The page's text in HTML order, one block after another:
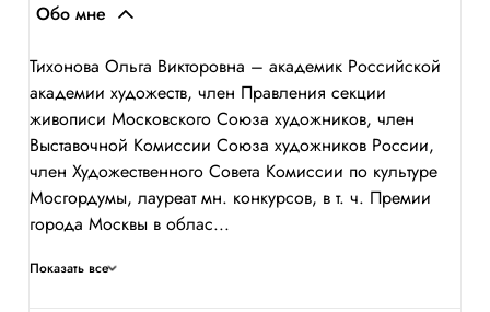
Обо мне
Тихонова Ольга Викторовна – академик Российской
академии художеств, член Правления секции
живописи Московского Союза художников, член
Выставочной Комиссии Союза художников России,
член Художественного Совета Комиссии по культуре
Мосгордумы, лауреат мн. конкурсов, в т. ч. Премии
города Москвы в облас...
Показать все